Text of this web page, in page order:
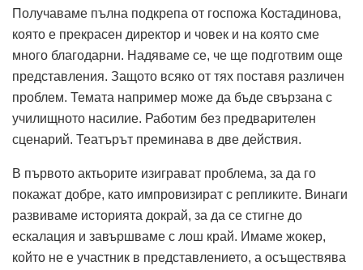
Получаваме пълна подкрепа от госпожа Костадинова,
която е прекрасен директор и човек и на която сме
много благодарни. Надяваме се, че ще подготвим още
представления. Защото всяко от тях поставя различен
проблем. Темата например може да бъде свързана с
училищното насилие. Работим без предварителен
сценарий. Театърът преминава в две действия.
В първото актьорите изиграват проблема, за да го
покажат добре, като импровизират с репликите. Винаги
развиваме историята докрай, за да се стигне до
ескалация и завършваме с лош край. Имаме жокер,
който не е участник в представлението, а осъществява